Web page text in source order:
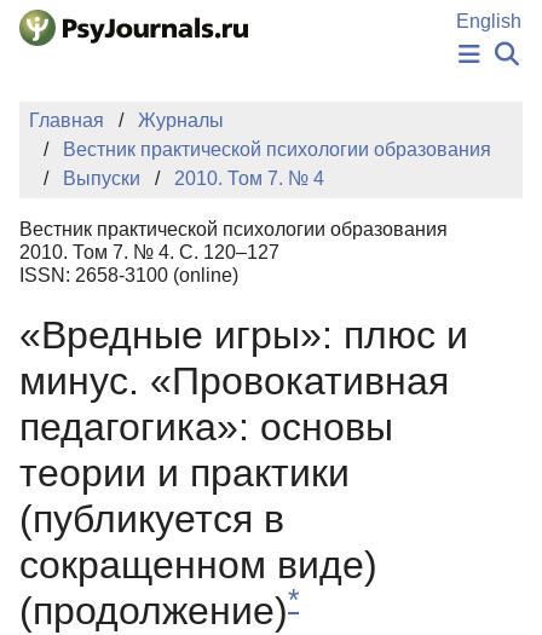
Перейти к основному содержанию
English
НОВОСТИ
ИЗДАНИЯ
АВТОРЫ
БАЗА ЗНАНИЙ
КЛЮЧЕВЫЕ СЛОВА
Регистрация
Главная
Журналы
Вестник практической психологии образования
Выпуски
2010. Том 7. № 4
Вестник практической психологии образования
2010. Том 7. № 4. С. 120–127
ISSN: 2658-3100 (online)
«Вредные игры»: плюс и
минус. «Провокативная
педагогика»: основы
теории и практики
(публикуется в
сокращенном виде)
(продолжение)*